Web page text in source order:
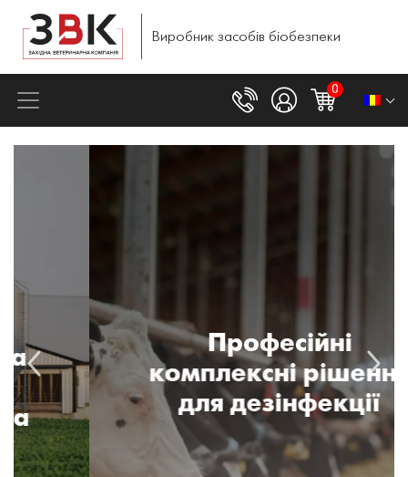
Виробник засобів біобезпеки
0
Професійні
комплексні рішення
для дезінфекції